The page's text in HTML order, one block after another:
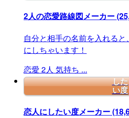
2人の恋愛路線図メーカー
自分と相手の名前を入れる
にしちゃいます！
恋愛 2人 気持ち ...
した
い度
恋人にしたい度メーカー